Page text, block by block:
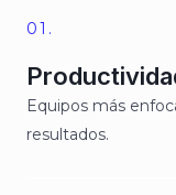
01.
Equipos más
resultados.